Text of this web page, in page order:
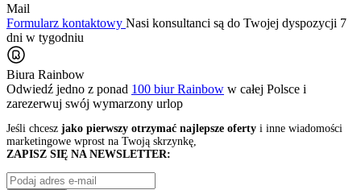
Mail
Formularz kontaktowy Nasi konsultanci są do Twojej dyspozycji 7
dni w tygodniu
Biura Rainbow
Odwiedź jedno z ponad 100 biur Rainbow w całej Polsce i
zarezerwuj swój wymarzony urlop
Jeśli chcesz jako pierwszy otrzymać najlepsze oferty i inne wiadomości
marketingowe wprost na Twoją skrzynkę,
ZAPISZ SIĘ NA NEWSLETTER: